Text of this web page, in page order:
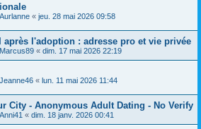
Aurlanne « jeu. 28 mai 2026 09:58
après l'adoption : adresse pro et vie privée
Marcus89 « dim. 17 mai 2026 22:19
Jeanne46 « lun. 11 mai 2026 11:44
City - Anonymous Adult Dating - No Verify
Anni41 « dim. 18 janv. 2026 00:41